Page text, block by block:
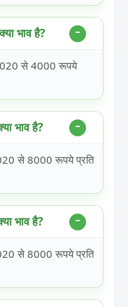
भाव है?
से 4000 रूपये
भाव है?
से 8000 रूपये प्रति
भाव है?
से 8000 रूपये प्रति